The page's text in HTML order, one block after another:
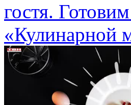
гостя.
«Кулинарной